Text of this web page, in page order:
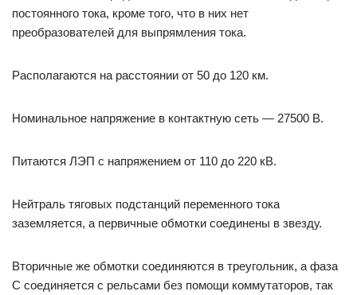
постоянного тока, кроме того, что в них нет
преобразователей для выпрямления тока.
Располагаются на расстоянии от 50 до 120 км.
Номинальное напряжение в контактную сеть — 27500 В.
Питаются ЛЭП с напряжением от 110 до 220 кВ.
Нейтраль тяговых подстанций переменного тока
заземляется, а первичные обмотки соединены в звезду.
Вторичные же обмотки соединяются в треугольник, а фаза
С соединяется с рельсами без помощи коммутаторов, так